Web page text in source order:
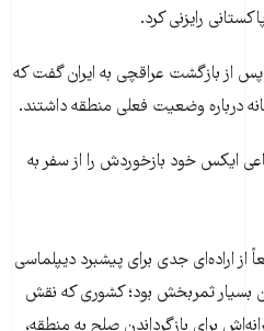
رایزنی کرد.
از بازگشت عراقچی به ایران گفت که
درباره وضعیت فعلی منطقه داشتند.
ایکس خود بازخوردش را از سفر به
از اراده‌ای جدی برای پیشبرد دیپلماسی
بسیار ثمربخش بود؛ کشوری که نقش